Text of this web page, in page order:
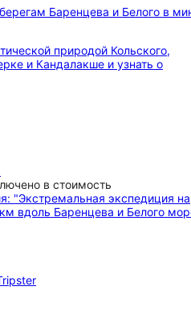
Баренцева и Белого в
природой Кольского,
и Кандалакше и узнать о
в стоимость